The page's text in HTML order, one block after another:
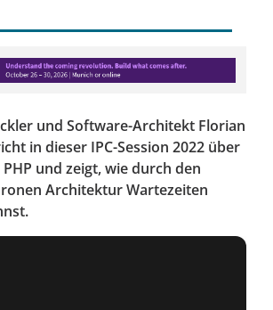
und Software-Architekt Florian
in dieser IPC-Session 2022 über
und zeigt, wie durch den
Architektur Wartezeiten